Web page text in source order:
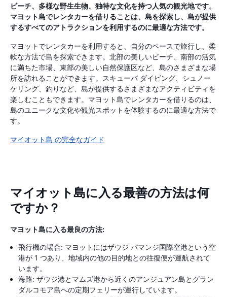
ビーチ、多様な野生生物、独特な文化を持つ人気の観光地です。
マヨット島でレンタカーを借りることは、島を探索し、島が提供
するすべてのアトラクションを利用するのに最適な方法です。
マヨットでレンタカーを利用すると、自分のペースで旅行し、柔
軟な方法で島を探索できます。北部の美しいビーチ、南部の活気
に満ちた市場、東部の美しい自然保護区など、島のさまざまな場
所を訪れることができます。スキューバ ダイビング、​​シュノー
ケリング、釣りなど、島が提供するさまざまなアクティビティを
楽しむこともできます。マヨット島でレンタカーを借りるのは、
島のユニークな文化や観光スポットを体験するのに最適な方法で
す。
マイオット島 の完全なガイド
マイオット島に入る最善の方法は何
ですか？
マヨット島に入る最良の方法:
飛行機の場合: マヨットにはザウジ パマンジ国際空港という空
港が 1 つあり、地域内の他の目的地との往復便が運航されて
います。
海路: ザウジ港とマムズ港から近くのアンジュアン島とグラン
ダルコモア島への定期フェリーが運行しています。